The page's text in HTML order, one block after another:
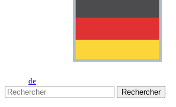
de
Rechercher